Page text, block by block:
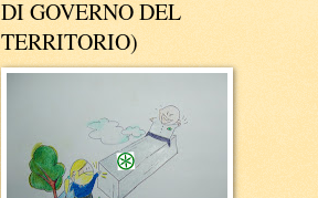
DI GOVERNO DEL
TERRITORIO)